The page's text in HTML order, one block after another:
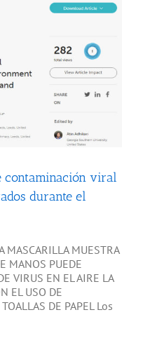
contaminación viral
durante el
MASCARILLA MUESTRA
MANOS PUEDE
VIRUS EN EL AIRE LA
EL USO DE
DE PAPEL Los